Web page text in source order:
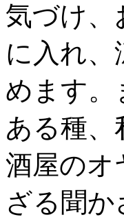
気づけ、
に入れ
めます。
ある種、
酒屋のオ
ざる聞